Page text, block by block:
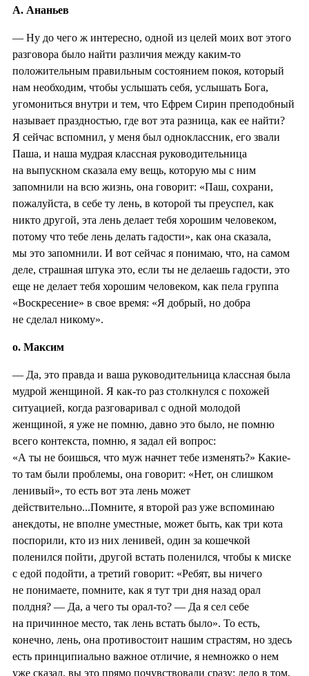
А. Ананьев
— Ну до чего ж интересно, одной из целей моих вот этого
разговора было найти различия между каким-то
положительным правильным состоянием покоя, который
нам необходим, чтобы услышать себя, услышать Бога,
угомониться внутри и тем, что Ефрем Сирин преподобный
называет праздностью, где вот эта разница, как ее найти?
Я сейчас вспомнил, у меня был одноклассник, его звали
Паша, и наша мудрая классная руководительница
на выпускном сказала ему вещь, которую мы с ним
запомнили на всю жизнь, она говорит: «Паш, сохрани,
пожалуйста, в себе ту лень, в которой ты преуспел, как
никто другой, эта лень делает тебя хорошим человеком,
потому что тебе лень делать гадости», как она сказала,
мы это запомнили. И вот сейчас я понимаю, что, на самом
деле, страшная штука это, если ты не делаешь гадости, это
еще не делает тебя хорошим человеком, как пела группа
«Воскресение» в свое время: «Я добрый, но добра
не сделал никому».
о. Максим
— Да, это правда и ваша руководительница классная была
мудрой женщиной. Я как-то раз столкнулся с похожей
ситуацией, когда разговаривал с одной молодой
женщиной, я уже не помню, давно это было, не помню
всего контекста, помню, я задал ей вопрос:
«А ты не боишься, что муж начнет тебе изменять?» Какие-
то там были проблемы, она говорит: «Нет, он слишком
ленивый», то есть вот эта лень может
действительно...Помните, я второй раз уже вспоминаю
анекдоты, не вполне уместные, может быть, как три кота
поспорили, кто из них ленивей, один за кошечкой
поленился пойти, другой встать поленился, чтобы к миске
с едой подойти, а третий говорит: «Ребят, вы ничего
не понимаете, помните, как я тут три дня назад орал
полдня? — Да, а чего ты орал-то? — Да я сел себе
на причинное место, так лень встать было». То есть,
конечно, лень, она противостоит нашим страстям, но здесь
есть принципиально важное отличие, я немножко о нем
уже сказал, вы это прямо почувствовали сразу: дело в том,